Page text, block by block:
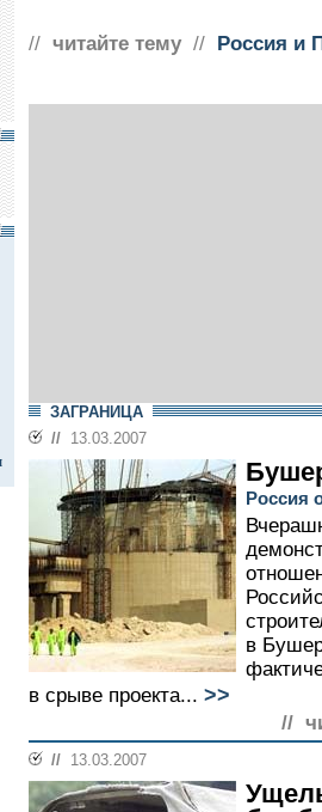
// читайте тему // Россия и
ЗАГРАНИЦА
// 13.03.2007
Россия
в
в срыве проекта... >>
//
// 13.03.2007